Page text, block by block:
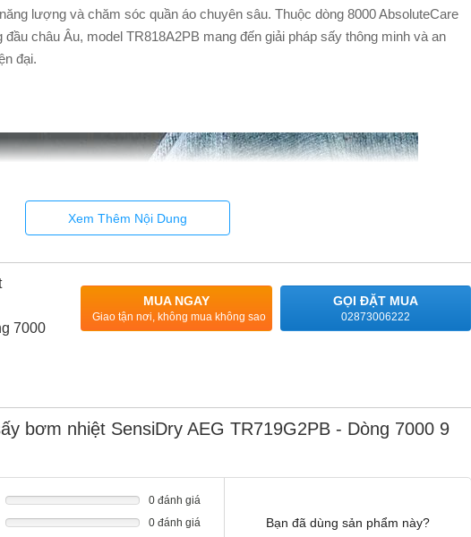
lượng và chăm sóc quần áo chuyên sâu. Thuộc dòng 8000 AbsoluteCare
châu Âu, model TR818A2PB mang đến giải pháp sấy thông minh và an
đại.
Xem Thêm Nội Dung
7000
MUA NGAY
Giao tận nơi, không mua không sao
GỌI ĐẶT MUA
02873006222
bơm nhiệt SensiDry AEG TR719G2PB - Dòng 7000 9
0 đánh giá
0 đánh giá Bạn đã dùng sản phẩm này?